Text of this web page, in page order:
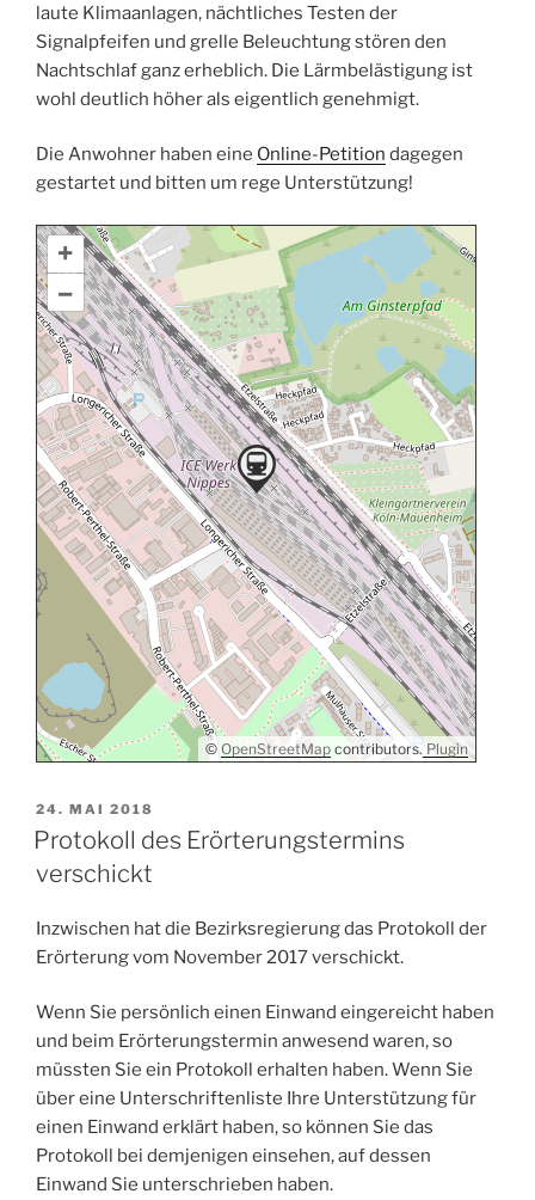
laute Klimaanlagen, nächtliches Testen der
Signalpfeifen und grelle Beleuchtung stören den
Nachtschlaf ganz erheblich. Die Lärmbelästigung ist
wohl deutlich höher als eigentlich genehmigt.
Die Anwohner haben eine Online-Petition dagegen
gestartet und bitten um rege Unterstützung!
+
–
© OpenStreetMapcontributors. Plugin
VERÖFFENTLICHT
AM
24. MAI 2018
Protokoll des Erörterungstermins
verschickt
Inzwischen hat die Bezirksregierung das Protokoll der
Erörterung vom November 2017 verschickt.
Wenn Sie persönlich einen Einwand eingereicht haben
und beim Erörterungstermin anwesend waren, so
müssten Sie ein Protokoll erhalten haben. Wenn Sie
über eine Unterschriftenliste Ihre Unterstützung für
einen Einwand erklärt haben, so können Sie das
Protokoll bei demjenigen einsehen, auf dessen
Einwand Sie unterschrieben haben.